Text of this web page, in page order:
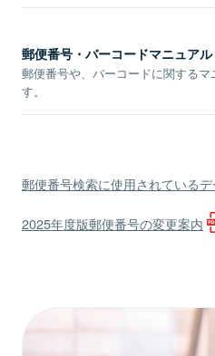
郵便番号・バーコードマニュアル
郵便番号や、バーコードに関するマ
す。
郵便番号検索に使用されている
2025年度版郵便番号の変更案内